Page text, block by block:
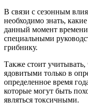
В связи с сезонным
необходимо знать,
данный момент
специальными
грибнику.
Также стоит
ядовитыми только в
определенное время
которые могут быть
являться токсичными.